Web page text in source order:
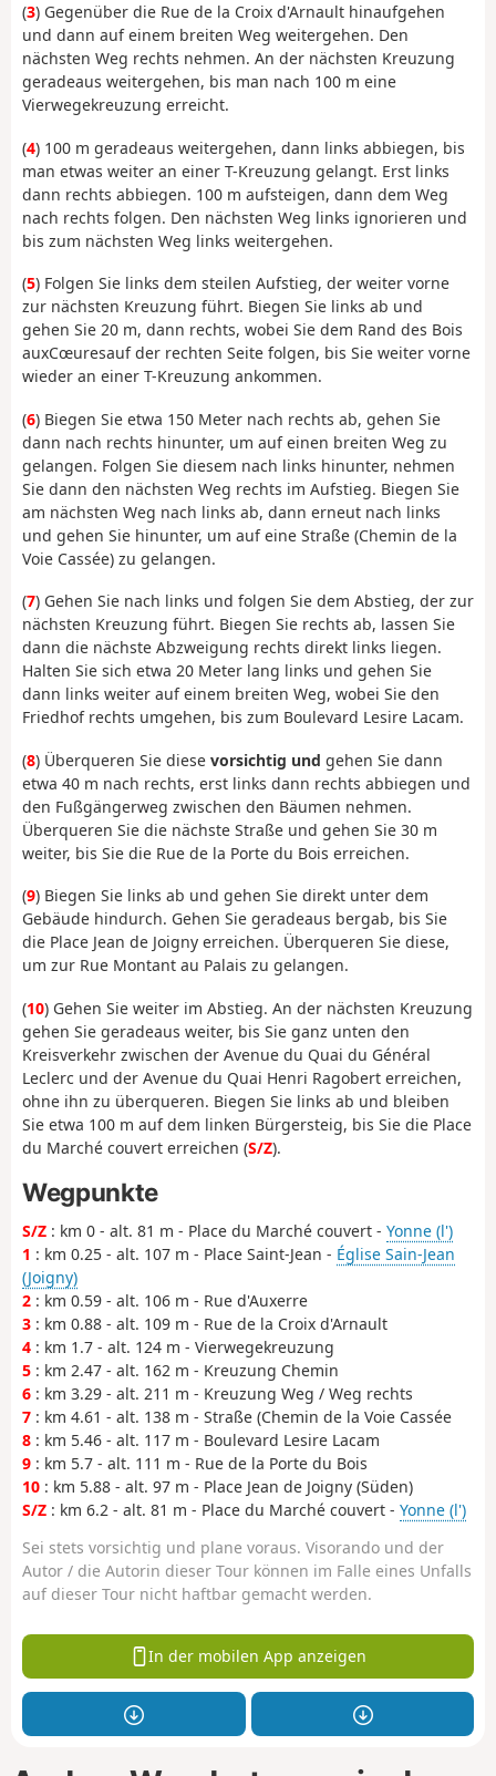
(3) Gegenüber die Rue de la Croix d'Arnault hinaufgehen
und dann auf einem breiten Weg weitergehen. Den
nächsten Weg rechts nehmen. An der nächsten Kreuzung
geradeaus weitergehen, bis man nach 100 m eine
Vierwegekreuzung erreicht.
(4) 100 m geradeaus weitergehen, dann links abbiegen, bis
man etwas weiter an einer T-Kreuzung gelangt. Erst links
dann rechts abbiegen. 100 m aufsteigen, dann dem Weg
nach rechts folgen. Den nächsten Weg links ignorieren und
bis zum nächsten Weg links weitergehen.
(5) Folgen Sie links dem steilen Aufstieg, der weiter vorne
zur nächsten Kreuzung führt. Biegen Sie links ab und
gehen Sie 20 m, dann rechts, wobei Sie dem Rand des Bois
auxCœuresauf der rechten Seite folgen, bis Sie weiter vorne
wieder an einer T-Kreuzung ankommen.
(6) Biegen Sie etwa 150 Meter nach rechts ab, gehen Sie
dann nach rechts hinunter, um auf einen breiten Weg zu
gelangen. Folgen Sie diesem nach links hinunter, nehmen
Sie dann den nächsten Weg rechts im Aufstieg. Biegen Sie
am nächsten Weg nach links ab, dann erneut nach links
und gehen Sie hinunter, um auf eine Straße (Chemin de la
Voie Cassée) zu gelangen.
(7) Gehen Sie nach links und folgen Sie dem Abstieg, der zur
nächsten Kreuzung führt. Biegen Sie rechts ab, lassen Sie
dann die nächste Abzweigung rechts direkt links liegen.
Halten Sie sich etwa 20 Meter lang links und gehen Sie
dann links weiter auf einem breiten Weg, wobei Sie den
Friedhof rechts umgehen, bis zum Boulevard Lesire Lacam.
(8) Überqueren Sie diese vorsichtig und gehen Sie dann
etwa 40 m nach rechts, erst links dann rechts abbiegen und
den Fußgängerweg zwischen den Bäumen nehmen.
Überqueren Sie die nächste Straße und gehen Sie 30 m
weiter, bis Sie die Rue de la Porte du Bois erreichen.
(9) Biegen Sie links ab und gehen Sie direkt unter dem
Gebäude hindurch. Gehen Sie geradeaus bergab, bis Sie
die Place Jean de Joigny erreichen. Überqueren Sie diese,
um zur Rue Montant au Palais zu gelangen.
(10) Gehen Sie weiter im Abstieg. An der nächsten Kreuzung
gehen Sie geradeaus weiter, bis Sie ganz unten den
Kreisverkehr zwischen der Avenue du Quai du Général
Leclerc und der Avenue du Quai Henri Ragobert erreichen,
ohne ihn zu überqueren. Biegen Sie links ab und bleiben
Sie etwa 100 m auf dem linken Bürgersteig, bis Sie die Place
du Marché couvert erreichen (S/Z).
Wegpunkte
S/Z : km 0 - alt. 81 m - Place du Marché couvert - Yonne (l')
1 : km 0.25 - alt. 107 m - Place Saint-Jean - Église Sain-Jean
(Joigny)
2 : km 0.59 - alt. 106 m - Rue d'Auxerre
3 : km 0.88 - alt. 109 m - Rue de la Croix d'Arnault
4 : km 1.7 - alt. 124 m - Vierwegekreuzung
5 : km 2.47 - alt. 162 m - Kreuzung Chemin
6 : km 3.29 - alt. 211 m - Kreuzung Weg / Weg rechts
7 : km 4.61 - alt. 138 m - Straße (Chemin de la Voie Cassée
8 : km 5.46 - alt. 117 m - Boulevard Lesire Lacam
9 : km 5.7 - alt. 111 m - Rue de la Porte du Bois
10 : km 5.88 - alt. 97 m - Place Jean de Joigny (Süden)
S/Z : km 6.2 - alt. 81 m - Place du Marché couvert - Yonne (l')
Sei stets vorsichtig und plane voraus. Visorando und der
Autor / die Autorin dieser Tour können im Falle eines Unfalls
auf dieser Tour nicht haftbar gemacht werden.
In der mobilen App anzeigen